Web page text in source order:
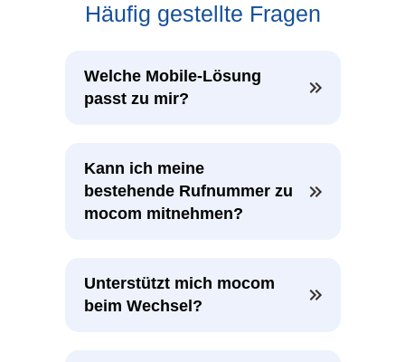
Häufig gestellte Fragen
Welche Mobile-Lösung
passt zu mir?
Kann ich meine
bestehende Rufnummer zu
mocom mitnehmen?
Unterstützt mich mocom
beim Wechsel?